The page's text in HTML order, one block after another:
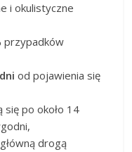
i okulistyczne
przypadków
od pojawienia się
się po około 14
drogą